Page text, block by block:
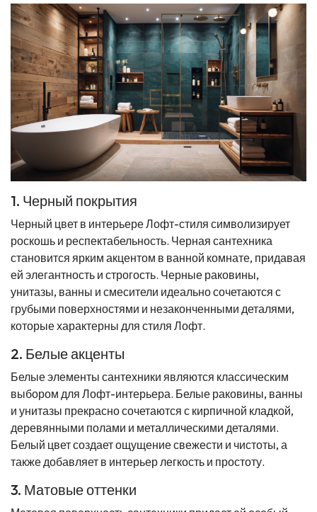
1. Черный покрытия
Черный цвет в интерьере Лофт-стиля символизирует
роскошь и респектабельность. Черная сантехника
становится ярким акцентом в ванной комнате, придавая
ей элегантность и строгость. Черные раковины,
унитазы, ванны и смесители идеально сочетаются с
грубыми поверхностями и незаконченными деталями,
которые характерны для стиля Лофт.
2. Белые акценты
Белые элементы сантехники являются классическим
выбором для Лофт-интерьера. Белые раковины, ванны
и унитазы прекрасно сочетаются с кирпичной кладкой,
деревянными полами и металлическими деталями.
Белый цвет создает ощущение свежести и чистоты, а
также добавляет в интерьер легкость и простоту.
3. Матовые оттенки